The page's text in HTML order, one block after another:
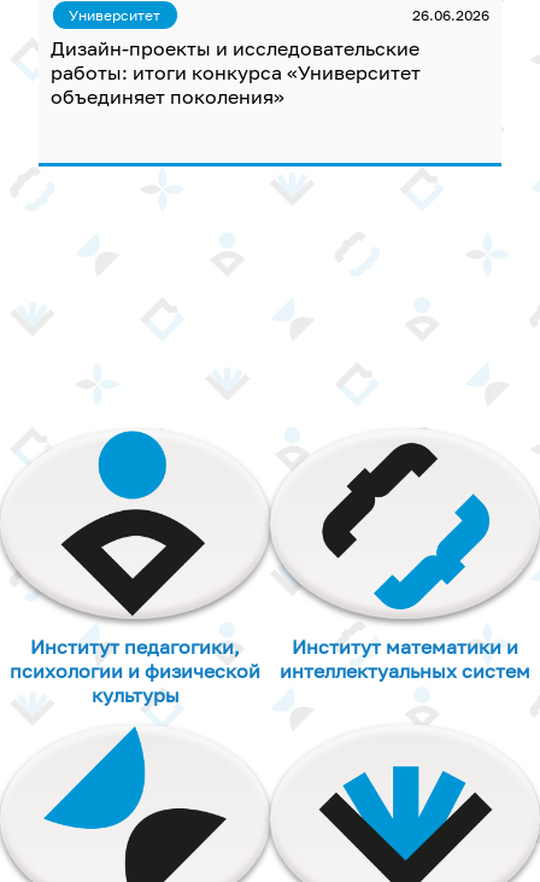
Университет 26.06.2026
Дизайн-проекты и исследовательские
работы: итоги конкурса «Университет
объединяет поколения»
Институт педагогики,
психологии и физической
культуры
Институт математики и
интеллектуальных систем